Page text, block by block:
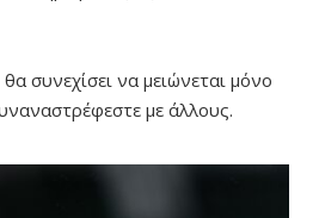
συνεχίσει να μειώνεται μόνο
με άλλους.